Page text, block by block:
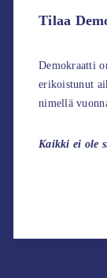
Tilaa
Demokraatti
erikoistunut
nimellä
Kaikki ei ole